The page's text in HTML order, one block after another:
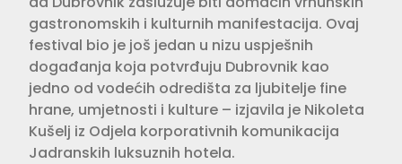
gastronomskih i kulturnih manifestacija. Ovaj
festival bio je još jedan u nizu uspješnih
događanja koja potvrđuju Dubrovnik kao
jedno od vodećih odredišta za ljubitelje fine
hrane, umjetnosti i kulture – izjavila je Nikoleta
Kušelj iz Odjela korporativnih komunikacija
Jadranskih luksuznih hotela.